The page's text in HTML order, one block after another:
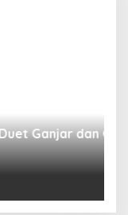
dan Gus